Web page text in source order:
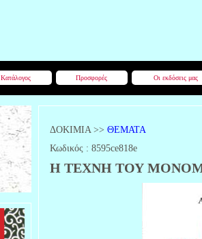
Κατάλογος Προσφορές Οι εκδόσεις μας
ΔΟΚΙΜΙΑ >> ΘΕΜΑΤΑ
Κωδικός : 8595ce818e
Η ΤΕΧΝΗ ΤΟΥ